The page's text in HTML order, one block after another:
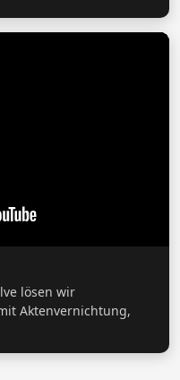
lösen wir
Aktenvernichtung,